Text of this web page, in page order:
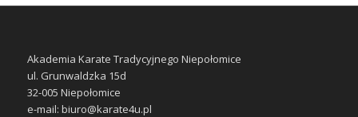
Akademia Karate Tradycyjnego Niepołomice
ul. Grunwaldzka 15d
32-005 Niepołomice
e-mail: biuro@karate4u.pl